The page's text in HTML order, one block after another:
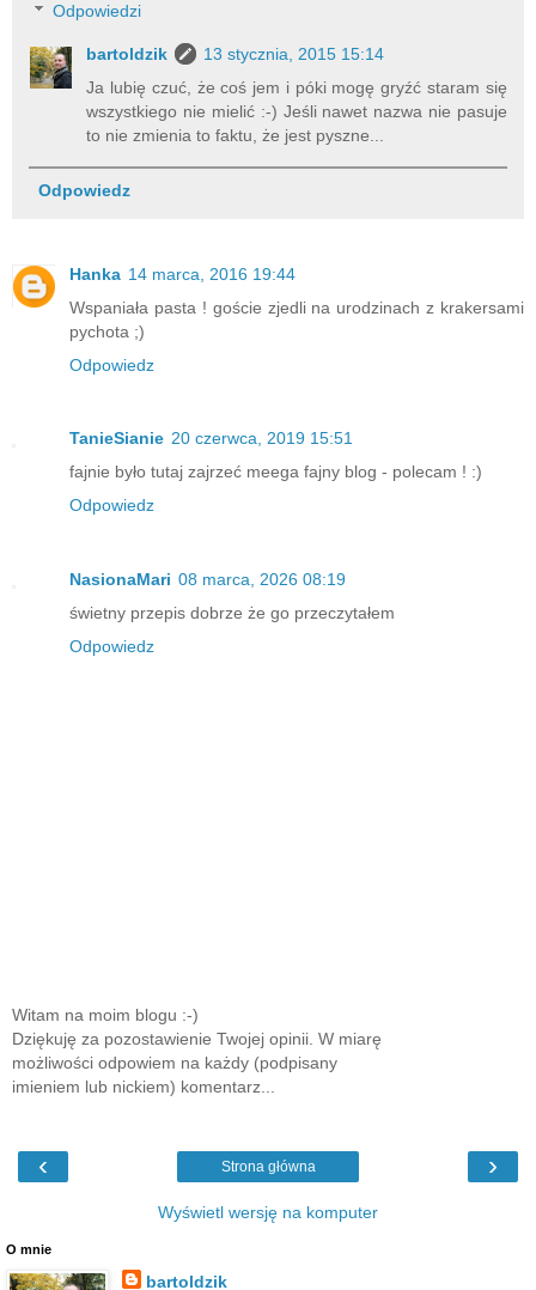
Odpowiedzi
bartoldzik
13 stycznia, 2015 15:14
Ja lubię czuć, że coś jem i póki mogę gryźć staram się
wszystkiego nie mielić :-) Jeśli nawet nazwa nie pasuje
to nie zmienia to faktu, że jest pyszne...
Odpowiedz
Hanka 14 marca, 2016 19:44
Wspaniała pasta ! goście zjedli na urodzinach z krakersami
pychota ;)
Odpowiedz
TanieSianie 20 czerwca, 2019 15:51
fajnie było tutaj zajrzeć meega fajny blog - polecam ! :)
Odpowiedz
NasionaMari 08 marca, 2026 08:19
świetny przepis dobrze że go przeczytałem
Odpowiedz
Witam na moim blogu :-)
Dziękuję za pozostawienie Twojej opinii. W miarę
możliwości odpowiem na każdy (podpisany
imieniem lub nickiem) komentarz...
‹ ›
Strona główna
Wyświetl wersję na komputer
O mnie
bartoldzik